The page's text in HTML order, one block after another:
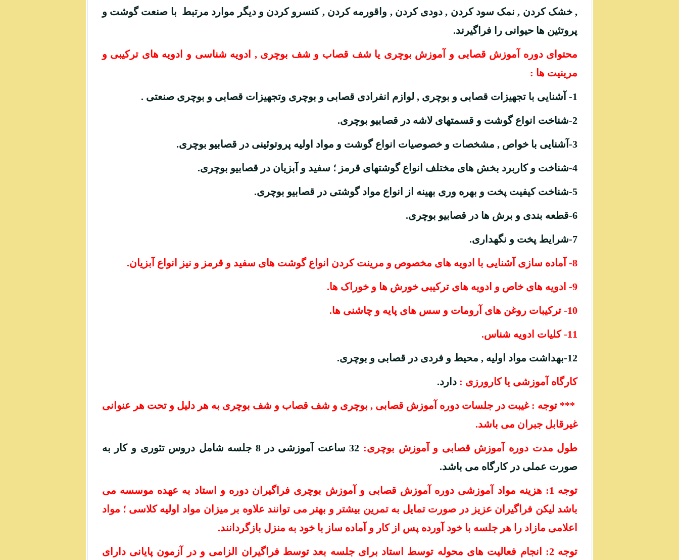
, خشک کردن , نمک سود کردن , دودی کردن , واقورمه کردن , کنسرو کردن و دیگر موارد مرتبط با صنعت گوشت و
پروتئین ها حیوانی را فراگیرند.
محتوای دوره آموزش قصابی و آموزش بوچری یا شف قصاب و شف بوچری , ادویه شناسی و ادویه های ترکیبی و
مرینیت ها :
1- آشنایی با تجهیزات قصابی و بوچری , لوازم انفرادی قصابی و بوچری وتجهیزات قصابی و بوچری صنعتی .
2-شناخت انواع گوشت و قسمتهای لاشه در قصابیو بوچری.
3-آشنایی با خواص , مشخصات و خصوصیات انواع گوشت و مواد اولیه پروتوئینی در قصابیو بوچری.
4-شناخت و کاربرد بخش های مختلف انواع گوشتهای قرمز ؛ سفید و آبزیان در قصابیو بوچری.
5-شناخت کیفیت پخت و بهره وری بهینه از انواع مواد گوشتی در قصابیو بوچری.
6-قطعه بندی و برش ها در قصابیو بوچری.
7-شرایط پخت و نگهداری.
8- آماده سازی آشنایی با ادویه های مخصوص و مرینت کردن انواع گوشت های سفید و قرمز و نیز انواع آبزیان.
9- ادویه های خاص و ادویه های ترکیبی خورش ها و خوراک ها.
10- ترکیبات روغن های آرومات و سس های پایه و چاشنی ها.
11- کلیات ادویه شناس .
12-بهداشت مواد اولیه , محیط و فردی در قصابی و بوچری.
کارگاه آموزشی یا کارورزی : دارد.
*** توجه : غیبت در جلسات دوره آموزش قصابی , بوچری و شف قصاب و شف بوچری به هر دلیل و تحت هر عنوانی
غیرقابل جبران می باشد.
طول مدت دوره آموزش قصابی و آموزش بوچری:
32 ساعت آموزشی در 8 جلسه شامل دروس تئوری و کار به
صورت عملی در کارگاه می باشد.
توجه 1: هزینه مواد آموزشی دوره آموزش قصابی و آموزش بوچری فراگیران دوره و استاد به عهده موسسه می
باشد لیکن فراگیران عزیز در صورت تمایل به تمرین بیشتر و بهتر می توانند علاوه بر میزان مواد اولیه کلاسی ؛ مواد
اعلامی مازاد را هر جلسه با خود آورده پس از کار و آماده ساز با خود به منزل بازگردانند.
توجه 2: انجام فعالیت های محوله توسط استاد برای جلسه بعد توسط فراگیران الزامی و در آزمون پایانی دارای